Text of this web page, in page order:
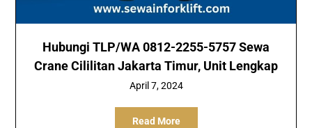
Hubungi TLP/WA 0812-2255-5757 Sewa
Crane Cililitan Jakarta Timur, Unit Lengkap
April 7, 2024
Read More